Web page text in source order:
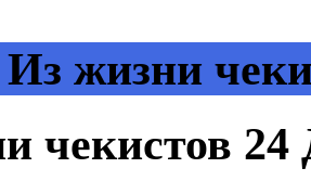
жизни
чекистов 24